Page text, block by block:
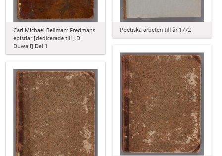
Poetiska arbeten till år 1772
Carl Michael Bellman: Fredmans
epistlar [dedicerade till J.D.
Duwall] Del 1